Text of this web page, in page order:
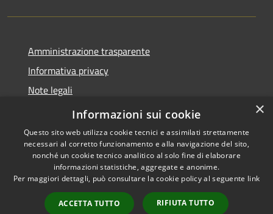
Amministrazione trasparente
Informativa privacy
Note legali
Dichiarazione di accessibilità
Accessibilità
Copyright © 2026 • Comune di
Casciana Terme Lari • Powered
byMunicipium
Accesso
×
Informazioni sui cookie
Questo sito web utilizza cookie tecnici e assimilati strettamente
necessari al corretto funzionamento e alla navigazione del sito,
nonché un cookie tecnico analitico al solo fine di elaborare
informazioni statistiche, aggregate e anonime.
Per maggiori dettagli, può consultare la cookie policy al seguente link
ACCETTA TUTTO RIFIUTA TUTTO